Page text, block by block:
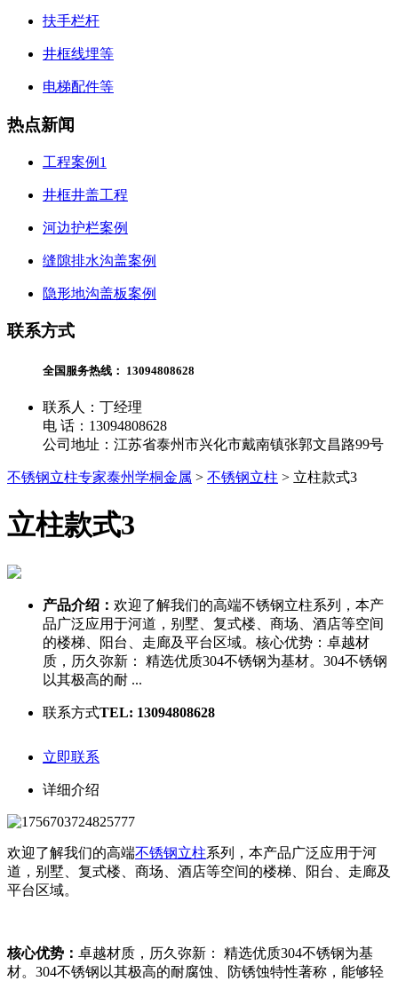
扶手栏杆
井框线埋等
电梯配件等
热点新闻
工程案例1
井框井盖工程
河边护栏案例
缝隙排水沟盖案例
隐形地沟盖板案例
联系方式
全国服务热线： 13094808628
联系人：丁经理
电 话：13094808628
公司地址：江苏省泰州市兴化市戴南镇张郭文昌路99号
不锈钢立柱专家泰州学桐金属 > 不锈钢立柱 > 立柱款式3
立柱款式3
产品介绍： 欢迎了解我们的高端不锈钢立柱系列，本产
品广泛应用于河道，别墅、复式楼、商场、酒店等空间
的楼梯、阳台、走廊及平台区域。核心优势：卓越材
质，历久弥新： 精选优质304不锈钢为基材。304不锈钢
以其极高的耐 ...
联系方式TEL: 13094808628
立即联系
详细介绍
欢迎了解我们的高端不锈钢立柱系列，本产品广泛应用于河
道，别墅、复式楼、商场、酒店等空间的楼梯、阳台、走廊及
平台区域。
核心优势： 卓越材质，历久弥新： 精选优质304不锈钢为基
材。304不锈钢以其极高的耐腐蚀、防锈蚀特性著称，能够轻